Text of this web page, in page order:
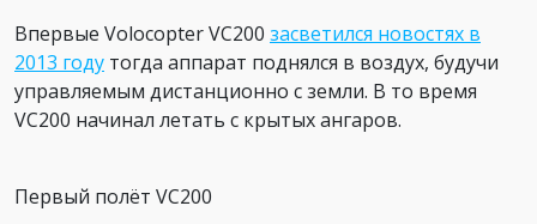
Впервые Volocopter VC200 засветился новостях в
2013 году тогда аппарат поднялся в воздух, будучи
управляемым дистанционно с земли. В то время
VC200 начинал летать с крытых ангаров.
Первый полёт VC200